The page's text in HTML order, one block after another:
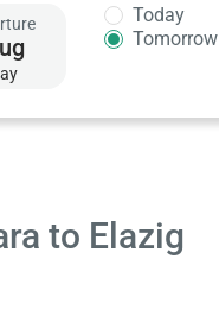
Today
Tomorrow
to Elazig